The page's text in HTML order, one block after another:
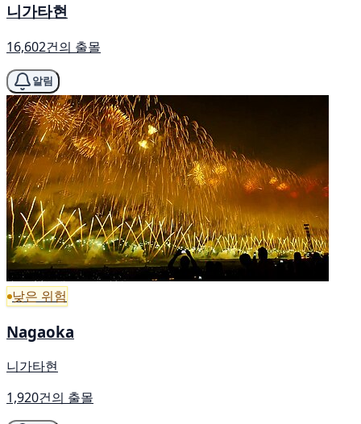
니가타현
16,602건의 출몰
알림
낮은 위험
Nagaoka
니가타현
1,920건의 출몰